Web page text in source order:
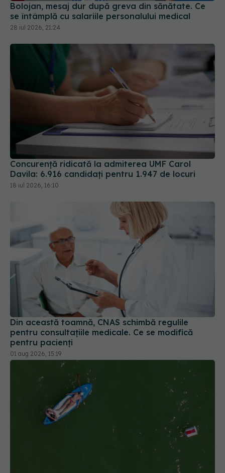
Bolojan, mesaj dur după greva din sănătate. Ce
se întâmplă cu salariile personalului medical
28 iul 2026, 21:24
Concurență ridicată la admiterea UMF Carol
Davila: 6.916 candidați pentru 1.947 de locuri
18 iul 2026, 16:10
Din această toamnă, CNAS schimbă regulile
pentru consultațiile medicale. Ce se modifică
pentru pacienți
01 aug 2026, 15:19